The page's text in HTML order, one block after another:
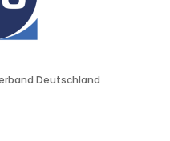
Deutschland